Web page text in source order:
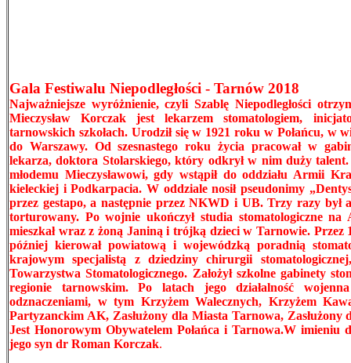
Gala Festiwalu Niepodległości - Tarnów 2018
Najważniejsze wyróżnienie, czyli Szablę Niepodległości
Mieczysław Korczak jest lekarzem stomatologiem,
tarnowskich szkołach. Urodził się w 1921 roku w Połańcu, w
do Warszawy. Od szesnastego roku życia pracował w
lekarza, doktora Stolarskiego, który odkrył w nim duży
młodemu Mieczysławowi, gdy wstąpił do oddziału Armii
kieleckiej i Podkarpacia. W oddziale nosił pseudonimy
przez gestapo, a następnie przez NKWD i UB. Trzy razy był
torturowany. Po wojnie ukończył studia stomatologiczne
mieszkał wraz z żoną Janiną i trójką dzieci w Tarnowie.
później kierował powiatową i wojewódzką poradnią
krajowym specjalistą z dziedziny chirurgii
Towarzystwa Stomatologicznego. Założył szkolne gabinety
regionie tarnowskim. Po latach jego działalność
odznaczeniami, w tym Krzyżem Walecznych, Krzyżem
Partyzanckim AK, Zasłużony dla Miasta Tarnowa,
Jest Honorowym Obywatelem Połańca i Tarnowa.W imieniu
jego syn dr Roman Korczak.